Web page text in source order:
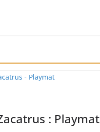
: Playmat